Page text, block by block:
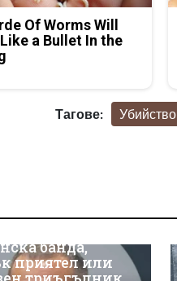
Of Worms Will
a Bullet In the
Тагове: Убийство
банда,
приятел или